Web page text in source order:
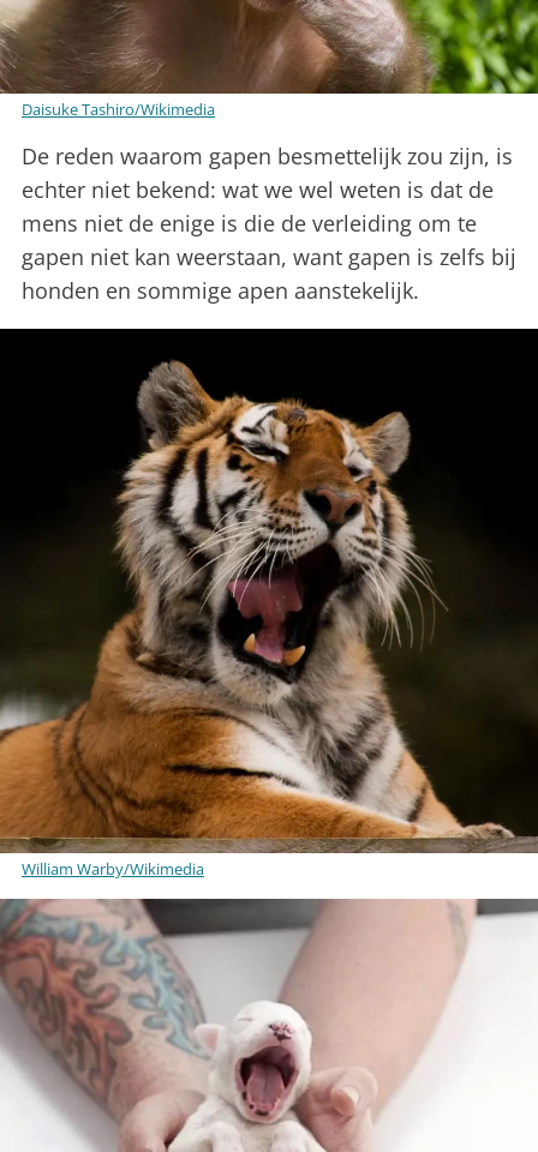
Daisuke Tashiro/Wikimedia
De reden waarom gapen besmettelijk zou zijn, is
echter niet bekend: wat we wel weten is dat de
mens niet de enige is die de verleiding om te
gapen niet kan weerstaan, want gapen is zelfs bij
honden en sommige apen aanstekelijk.
William Warby/Wikimedia